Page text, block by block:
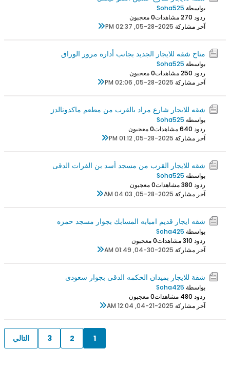
بواسطة Soha525
ردود 0
27 مشاهدات
0 معجبون
آخر مشاركة 05-28-2025, 02:37 PM
متاح شقه للايجار الجديد بجانب أدارة مرور الوراق
بواسطة Soha525
ردود 0
25 مشاهدات
0 معجبون
آخر مشاركة 05-28-2025, 02:06 PM
شقه للايجار شارع مراد بالقرب من مطعم ماكدونالدز
بواسطة Soha525
ردود 0
64 مشاهدات
0 معجبون
آخر مشاركة 05-28-2025, 01:12 PM
شقه للايجار القرب من مسجد أسد بن الفرات الدقى
بواسطة Soha525
ردود 0
38 مشاهدات
0 معجبون
آخر مشاركة 05-28-2025, 04:03 AM
شقه ايجار قديم امبابه المسابك بجوار مسجد حمزه
بواسطة Soha425
ردود 0
31 مشاهدات
0 معجبون
آخر مشاركة 04-30-2025, 01:49 AM
شقة للايجار بميدان الحكمه الدقى بجوار سعودى
بواسطة Soha425
ردود 0
48 مشاهدات
0 معجبون
آخر مشاركة 04-21-2025, 12:04 AM
1
2
3 التالي